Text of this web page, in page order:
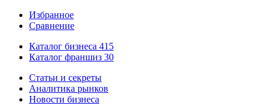
Избранное
Сравнение
Каталог бизнеса 415
Каталог франшиз 30
Статьи и секреты
Аналитика рынков
Новости бизнеса